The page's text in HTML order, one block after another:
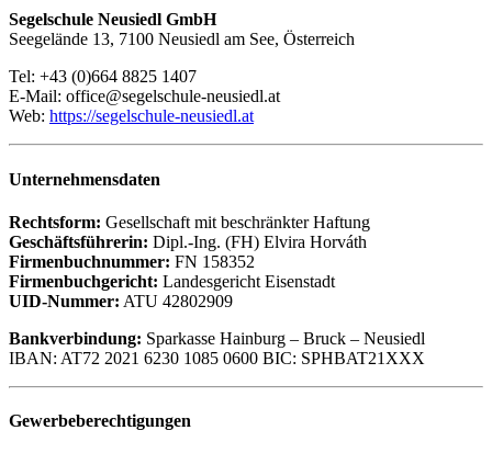
Segelschule Neusiedl GmbH
Seegelände 13, 7100 Neusiedl am See, Österreich
Tel: +43 (0)664 8825 1407
E-Mail: office@segelschule-neusiedl.at
Web: https://segelschule-neusiedl.at
Unternehmensdaten
Rechtsform: Gesellschaft mit beschränkter Haftung
Geschäftsführerin: Dipl.-Ing. (FH) Elvira Horváth
Firmenbuchnummer: FN 158352
Firmenbuchgericht: Landesgericht Eisenstadt
UID-Nummer: ATU 42802909
Bankverbindung: Sparkasse Hainburg – Bruck – Neusiedl
IBAN: AT72 2021 6230 1085 0600 BIC: SPHBAT21XXX
Gewerbeberechtigungen